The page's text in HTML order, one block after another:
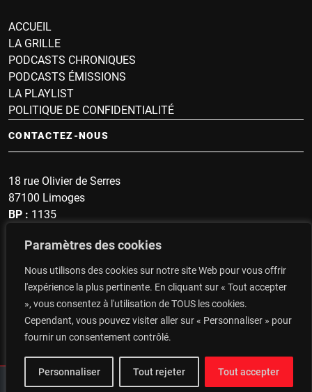
Paramètres des cookies
Nous utilisons des cookies sur notre site Web pour vous offrir
l'expérience la plus pertinente. En cliquant sur « Tout accepter
», vous consentez à l'utilisation de TOUS les cookies.
Cependant, vous pouvez visiter aller sur « Personnaliser » pour
fournir un consentement contrôlé.
Personnaliser Tout rejeter Tout accepter
ACCUEIL
LA GRILLE
PODCASTS CHRONIQUES
PODCASTS ÉMISSIONS
LA PLAYLIST
POLITIQUE DE CONFIDENTIALITÉ
CONTACTEZ-NOUS
18 rue Olivier de Serres
87100 Limoges
BP : 1135
secrétariat : 05 19 57 60 96
Top du Portugal : 06 14 48 93 47
CONTACTEZ-NOUS
Agence Sitevite © 2026 Radio RTF Limoges Copyright